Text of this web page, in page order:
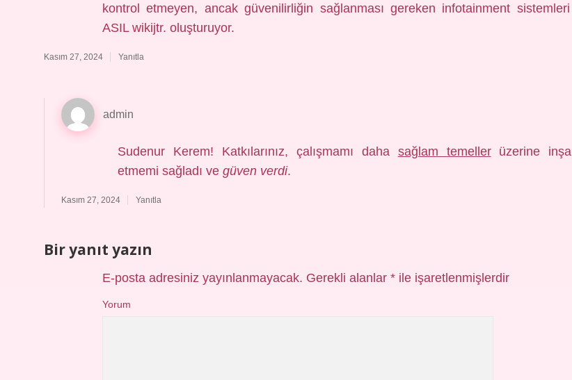
kontrol etmeyen, ancak güvenilirliğin sağlanması gereken infotainment sistemleri
ASIL wikijtr. oluşturuyor.
Kasım 27, 2024 Yanıtla
admin
Sudenur Kerem! Katkılarınız, çalışmamı daha sağlam temellerüzerine inşa
etmemi sağladı vegüven verdi.
Kasım 27, 2024 Yanıtla
Bir yanıt yazın
E-posta adresiniz yayınlanmayacak. Gerekli alanlar *ile işaretlenmişlerdir
Yorum